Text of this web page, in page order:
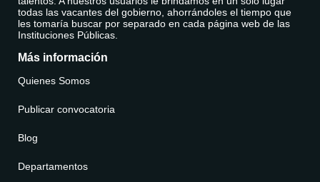
todas las vacantes del gobierno, ahorrándoles el tiempo que
les tomaría buscar por separado en cada página web de las
Instituciones Públicas.
Más información
Quienes Somos
Publicar convocatoria
Blog
Departamentos